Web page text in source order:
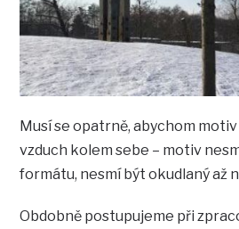
Musí se opatrně, abychom
vzduch kolem sebe – motiv
formátu, nesmí být okudlaný až
Obdobně postupujeme při